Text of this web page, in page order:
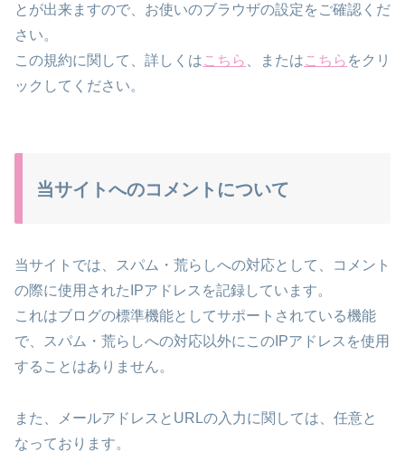
とが出来ますので、お使いのブラウザの設定をご確認くだ
さい。
この規約に関して、詳しくはこちら 、またはこちら をクリ
ックしてください。
当サイトへのコメントについて
当サイトでは、スパム・荒らしへの対応として、コメント
の際に使用されたIPアドレスを記録しています。
これはブログの標準機能としてサポートされている機能
で、スパム・荒らしへの対応以外にこのIPアドレスを使用
することはありません。
また、メールアドレスとURLの入力に関しては、任意と
なっております。